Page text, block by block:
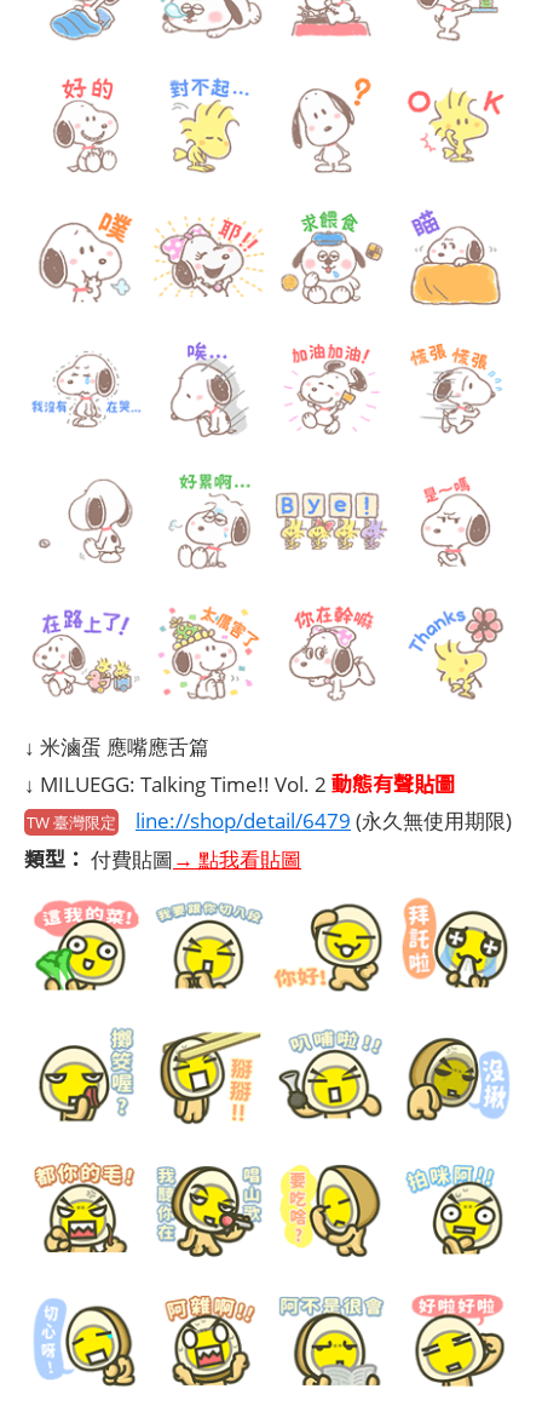
↓ 米滷蛋 應嘴應舌篇
↓ MILUEGG: Talking Time!! Vol. 2 動態有聲貼圖
TW 臺灣限定 line://shop/detail/6479 (永久無使用期限)
類型： 付費貼圖→ 點我看貼圖